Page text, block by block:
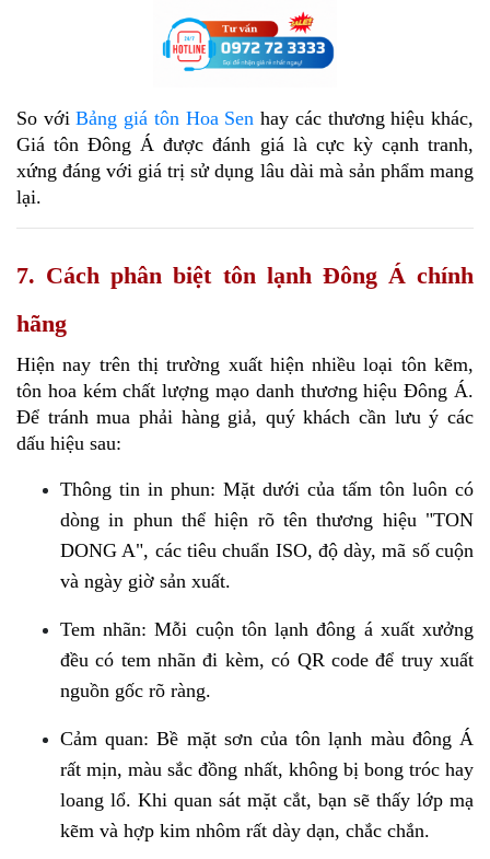
So với Bảng giá tôn Hoa Sen hay các thương hiệu khác,
Giá tôn Đông Á được đánh giá là cực kỳ cạnh tranh,
xứng đáng với giá trị sử dụng lâu dài mà sản phẩm mang
lại.
7. Cách phân biệt tôn lạnh Đông Á chính
hãng
Hiện nay trên thị trường xuất hiện nhiều loại tôn kẽm,
tôn hoa kém chất lượng mạo danh thương hiệu Đông Á.
Để tránh mua phải hàng giả, quý khách cần lưu ý các
dấu hiệu sau:
Thông tin in phun: Mặt dưới của tấm tôn luôn có
dòng in phun thể hiện rõ tên thương hiệu "TON
DONG A", các tiêu chuẩn ISO, độ dày, mã số cuộn
và ngày giờ sản xuất.
Tem nhãn: Mỗi cuộn tôn lạnh đông á xuất xưởng
đều có tem nhãn đi kèm, có QR code để truy xuất
nguồn gốc rõ ràng.
Cảm quan: Bề mặt sơn của tôn lạnh màu đông Á
rất mịn, màu sắc đồng nhất, không bị bong tróc hay
loang lổ. Khi quan sát mặt cắt, bạn sẽ thấy lớp mạ
kẽm và hợp kim nhôm rất dày dạn, chắc chắn.